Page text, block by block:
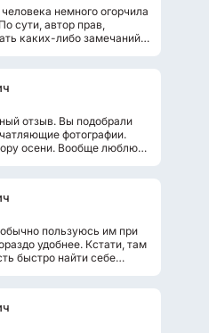
немного огорчила
сути, автор прав,
каких-либо замечаний
отзыв. Вы подобрали
фотографии.
осени. Вообще люблю
пользуюсь им при
удобнее. Кстати, там
быстро найти себе